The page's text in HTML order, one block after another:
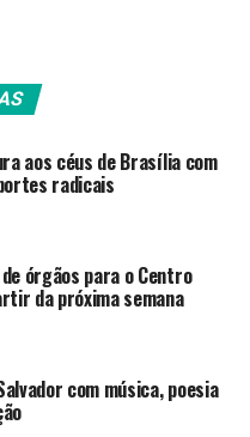
é acelerar esse
mais o alcance das
o “Vozes da
de
popular, voltado às
parte do cotidiano do
aos céus de Brasília com
radicais
de órgãos para o Centro
da próxima semana
com música, poesia